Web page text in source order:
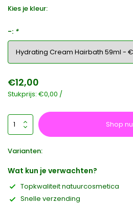
Kies je kleur:
-: *
€12,00
Stukprijs: €0,00 /
Shop nu
Varianten:
Wat kun je verwachten?
Topkwaliteit natuurcosmetica
Snelle verzending